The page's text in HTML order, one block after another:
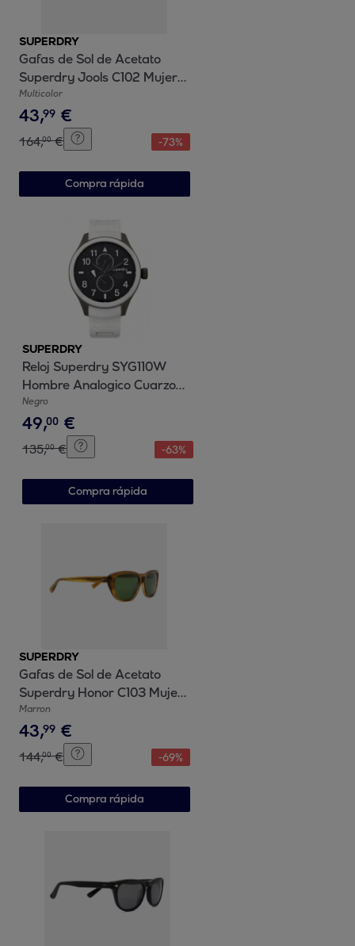
SUPERDRY
Gafas de Sol de Acetato
Superdry Jools C102 Mujer
Talla 54 mm
Multicolor
43,99 €
164,00 € -73%
Compra rápida
SUPERDRY
Reloj Superdry SYG110W
Hombre Analogico Cuarzo
con Correa de Silicona
Negro
49,00 €
135,00 € -63%
Compra rápida
SUPERDRY
Gafas de Sol de Acetato
Superdry Honor C103 Mujer
Talla 51 mm
Marron
43,99 €
144,00 € -69%
Compra rápida